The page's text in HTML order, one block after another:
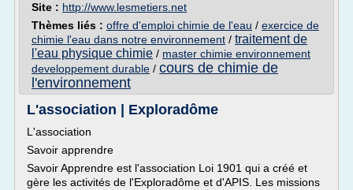
Site : http://www.lesmetiers.net
Thèmes liés : offre d'emploi chimie de l'eau / exercice de
chimie l'eau dans notre environnement / traitement de
l'eau physique chimie / master chimie environnement
developpement durable / cours de chimie de
l'environnement
L'association | Exploradôme
L'association
Savoir apprendre
Savoir Apprendre est l'association Loi 1901 qui a créé et
gère les activités de l'Exploradôme et d'APIS. Les missions